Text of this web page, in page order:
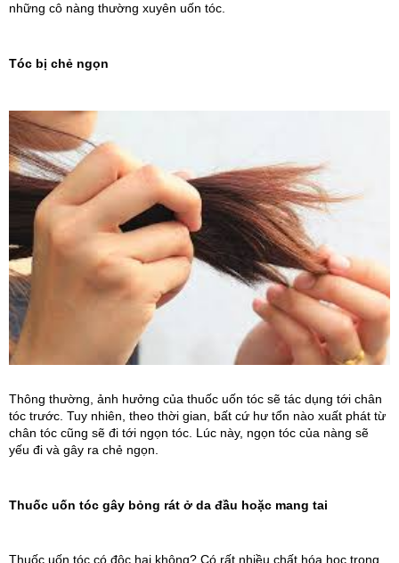
những cô nàng thường xuyên uốn tóc.
Tóc bị chẻ ngọn
Thông thường, ảnh hưởng của thuốc uốn tóc sẽ tác dụng tới chân
tóc trước. Tuy nhiên, theo thời gian, bất cứ hư tổn nào xuất phát từ
chân tóc cũng sẽ đi tới ngọn tóc. Lúc này, ngọn tóc của nàng sẽ
yếu đi và gây ra chẻ ngọn.
Thuốc uốn tóc gây bỏng rát ở da đầu hoặc mang tai
Thuốc uốn tóc có độc hại không? Có rất nhiều chất hóa học trong